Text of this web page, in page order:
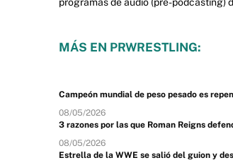
MÁS EN PRWRESTLING:
Campeón mundial de peso pesado es
08/05/2026
3 razones por las que Roman Reigns
08/05/2026
Estrella de la WWE se salió del guion y